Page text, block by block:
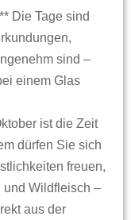
** Die Tage sind
sind –
einem Glas
ist die Zeit
dürfen Sie sich
freuen,
und Wildfleisch –
aus der